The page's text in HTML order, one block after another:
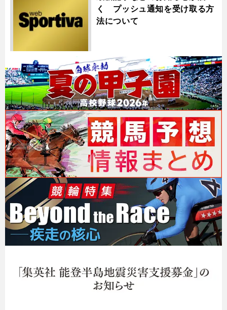
く プッシュ通知を受け取る方
法について